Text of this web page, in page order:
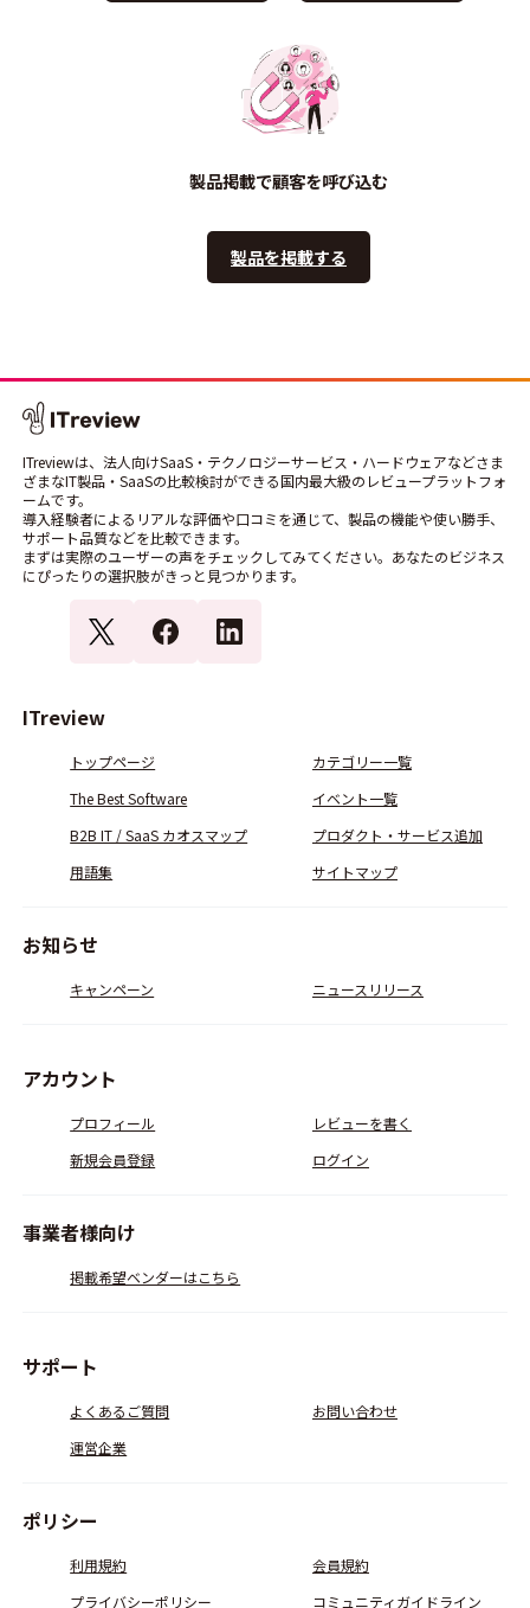
製品掲載で顧客を呼び込む
製品を掲載する
ITreviewは、法人向けSaaS・テクノロジーサービス・ハードウェアなどさま
ざまなIT製品・SaaSの比較検討ができる国内最大級のレビュープラットフォ
ームです。
導入経験者によるリアルな評価や口コミを通じて、製品の機能や使い勝手、
サポート品質などを比較できます。
まずは実際のユーザーの声をチェックしてみてください。あなたのビジネス
にぴったりの選択肢がきっと見つかります。
ITreview
トップページ
カテゴリー一覧
The Best Software
イベント一覧
B2B IT / SaaS カオスマップ
プロダクト・サービス追加
用語集
サイトマップ
お知らせ
キャンペーン ニュースリリース
アカウント
プロフィール
レビューを書く
新規会員登録
ログイン
事業者様向け
掲載希望ベンダーはこちら
サポート
よくあるご質問
お問い合わせ
運営企業
ポリシー
利用規約
会員規約
プライバシーポリシー
コミュニティガイドライン